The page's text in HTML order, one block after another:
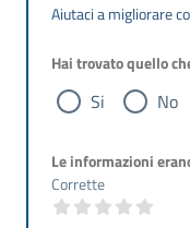
Aiutaci a migliorare
Hai trovato quello
Si No
Le informazioni
Corrette